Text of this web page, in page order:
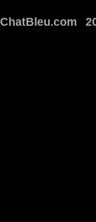
ChatBleu.com